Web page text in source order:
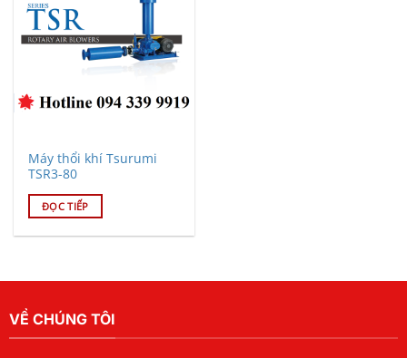
Máy thổi khí Tsurumi
TSR3-80
ĐỌC TIẾP
VỀ CHÚNG TÔI